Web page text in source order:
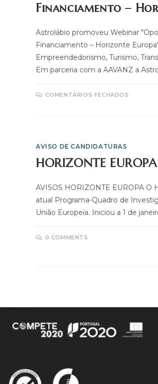
Financiamento –
Astrolábio promoveu Webinar
Financiamento – Horizonte
Empreendedorismo, Turismo,
Em parceria com a AAVANZ a
COMENTÁRIOS FECHADOS
AVISO DE CANDIDATURAS
HORIZONTE EUROPA
AVISOS HORIZONTE EUROPA O
atual Programa-Quadro de
União Europeia. Iniciou a 1 de
0 COMMENTS